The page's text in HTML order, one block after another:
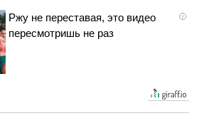
i
Ржу не переставая, это видео
пересмотришь не раз